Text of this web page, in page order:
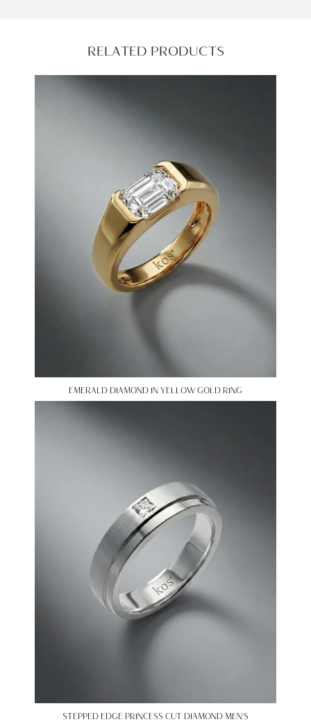
RELATED PRODUCTS
EMERALD DIAMOND IN YELLOW GOLD RING
STEPPED EDGE PRINCESS CUT DIAMOND MEN’S